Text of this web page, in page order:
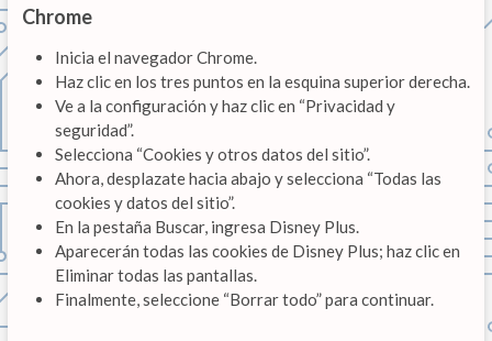
Chrome
Inicia el navegador Chrome.
Haz clic en los tres puntos en la esquina superior derecha.
Ve a la configuración y haz clic en “Privacidad y
seguridad”.
Selecciona “Cookies y otros datos del sitio”.
Ahora, desplazate hacia abajo y selecciona “Todas las
cookies y datos del sitio”.
En la pestaña Buscar, ingresa Disney Plus.
Aparecerán todas las cookies de Disney Plus; haz clic en
Eliminar todas las pantallas.
Finalmente, seleccione “Borrar todo” para continuar.